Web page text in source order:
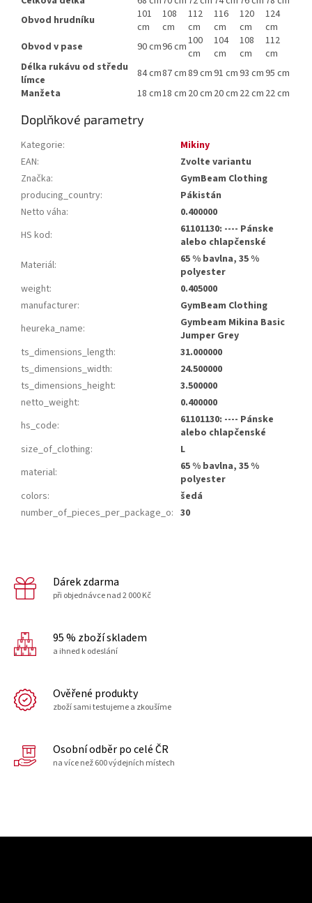
Obvod hrudníku
101
cm
108
cm
112
cm
116
cm
120
cm
124
cm
Obvod v pase
90 cm96 cm100
cm
104
cm
108
cm
112
cm
Délka rukávu od středu
límce
84 cm87 cm89 cm91 cm93 cm95 cm
Manžeta
18 cm18 cm 20 cm 20 cm 22 cm 22 cm
Doplňkové parametry
Kategorie:
Mikiny
EAN:
Zvolte variantu
Značka:
GymBeam Clothing
producing_country:
Pákistán
Netto váha:
0.400000
HS kod:
61101130: ---- Pánske
alebo chlapčenské
Materiál:
65 % bavlna, 35 %
polyester
weight:
0.405000
manufacturer:
GymBeam Clothing
heureka_name:
Gymbeam Mikina Basic
Jumper Grey
ts_dimensions_length:
31.000000
ts_dimensions_width:
24.500000
ts_dimensions_height:
3.500000
netto_weight:
0.400000
hs_code:
61101130: ---- Pánske
alebo chlapčenské
size_of_clothing:
L
material:
65 % bavlna, 35 %
polyester
colors:
šedá
number_of_pieces_per_package_o: 30
Dárek zdarma
při objednávce nad 2 000 Kč
95 % zboží skladem
a ihned k odeslání
Ověřené produkty
zboží sami testujeme a zkoušíme
Osobní odběr po celé ČR
na více než 600 výdejních místech